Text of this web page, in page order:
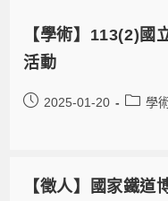
【學術】113(2)國
活動
2025-01-20 學
【徵人】國家鐵道